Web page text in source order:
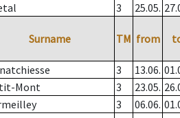
3 25.05.
Surname TM from
3 13.06.
Mont 3 23.05.
3 06.06.